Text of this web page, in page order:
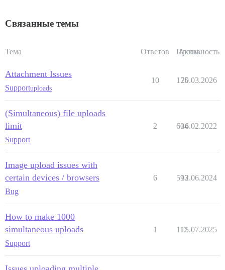
Связанные темы
Тема Ответов Просм.
Активность
Attachment Issues
Supportuploads
10 175
20.03.2026
(Simultaneous) file uploads
limit
Support
2 604
16.02.2022
Image upload issues with
certain devices / browsers
Bug
6 593
12.06.2024
How to make 1000
simultaneous uploads
Support
1 112
15.07.2025